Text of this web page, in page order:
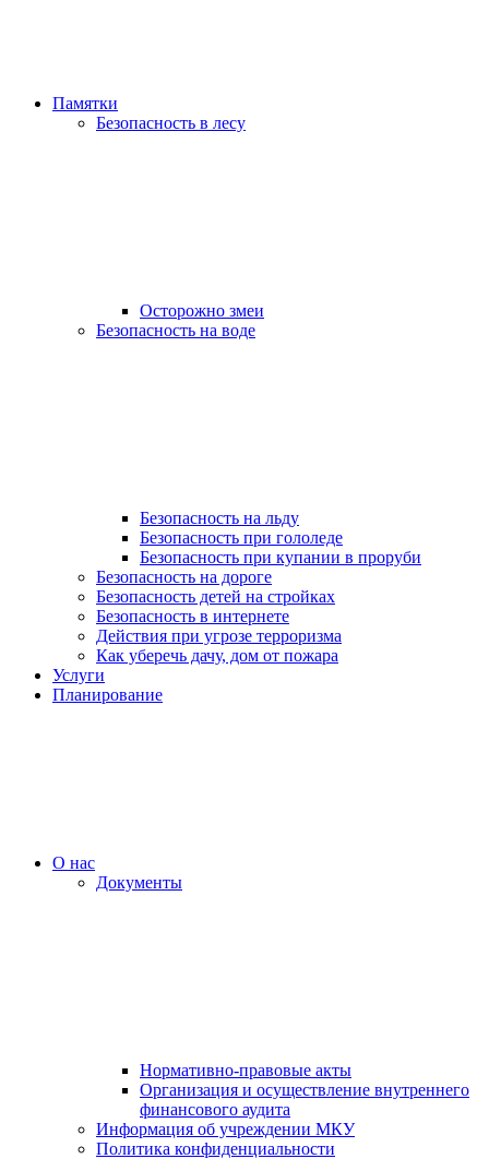
Памятки
Безопасность в лесу
Осторожно змеи
Безопасность на воде
Безопасность на льду
Безопасность при гололеде
Безопасность при купании в проруби
Безопасность на дороге
Безопасность детей на стройках
Безопасность в интернете
Действия при угрозе терроризма
Как уберечь дачу, дом от пожара
Услуги
Планирование
О нас
Документы
Нормативно-правовые акты
Организация и осуществление внутреннего
финансового аудита
Информация об учреждении МКУ
Политика конфиденциальности